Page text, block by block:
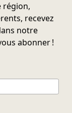
région,
recevez
notre
abonner !